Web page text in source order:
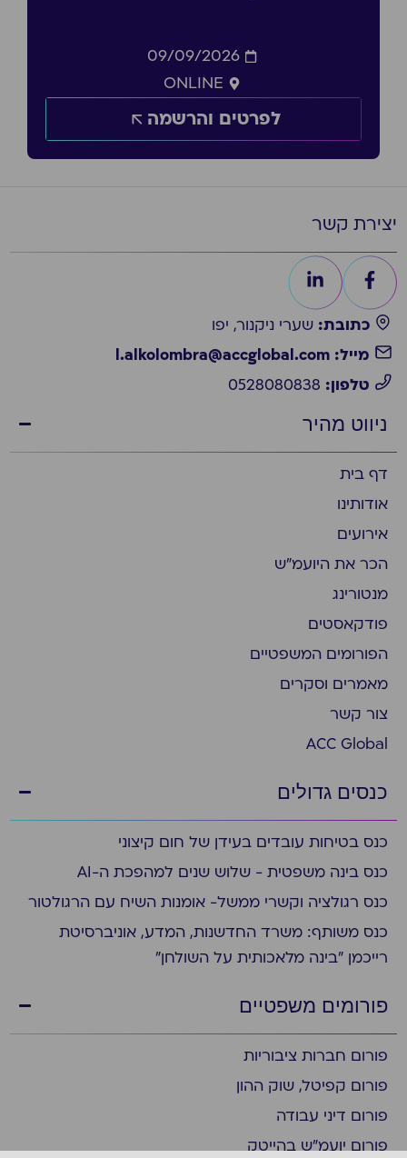
09/09/2026
ONLINE
לפרטים והרשמה
יצירת קשר
כתובת: שערי ניקנור, יפו
מייל: l.alkolombra@accglobal.com
טלפון:
ניווט מהיר
דף בית
אודותינו
אירועים
הכר את היועמ״ש
מנטורינג
פודקאסטים
הפורומים המשפטיים
מאמרים וסקרים
צור קשר
ACC Global
כנסים גדולים
כנס בטיחות עובדים בעידן של חום קיצוני
כנס בינה משפטית - שלוש שנים למהפכת ה-AI
כנס רגולציה וקשרי ממשל- אומנות השיח עם הרגולטור
כנס משותף: משרד החדשנות, המדע, אוניברסיטת
רייכמן "בינה מלאכותית על השולחן"
פורומים משפטיים
פורום חברות ציבוריות
פורום קפיטל, שוק ההון
פורום דיני עבודה
פורום יועמ"ש בהייטק